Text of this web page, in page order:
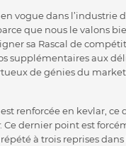
vogue dans l’industrie
que nous le valons
sa Rascal de
supplémentaires aux
de génies du
renforcée en kevlar, ce
. Ce dernier point est
à trois reprises dans